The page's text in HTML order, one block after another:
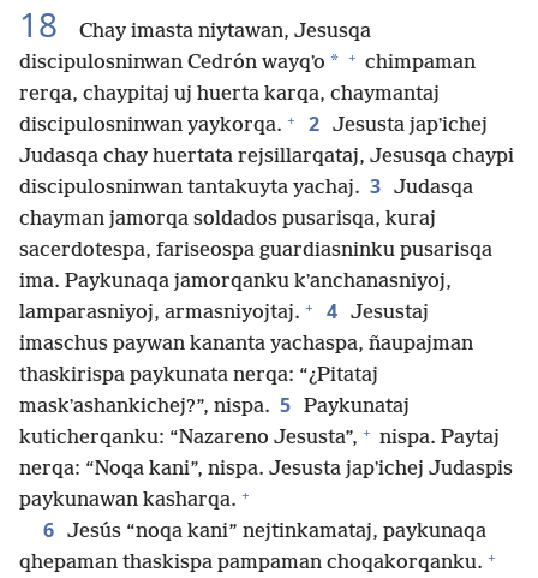
18
Chay imasta niytawan, Jesusqa
discipulosninwan Cedrón wayqʼo * + chimpaman
rerqa, chaypitaj uj huerta karqa, chaymantaj
discipulosninwan yaykorqa. + 2 Jesusta japʼichej
Judasqa chay huertata rejsillarqataj, Jesusqa chaypi
discipulosninwan tantakuyta yachaj. 3 Judasqa
chayman jamorqa soldados pusarisqa, kuraj
sacerdotespa, fariseospa guardiasninku pusarisqa
ima. Paykunaqa jamorqanku kʼanchanasniyoj,
lamparasniyoj, armasniyojtaj. + 4 Jesustaj
imaschus paywan kananta yachaspa, ñaupajman
thaskirispa paykunata nerqa: “¿Pitataj
maskʼashankichej?”, nispa. 5 Paykunataj
kuticherqanku: “Nazareno Jesusta”, + nispa. Paytaj
nerqa: “Noqa kani”, nispa. Jesusta japʼichej Judaspis
paykunawan kasharqa. +
6 Jesús “noqa kani” nejtinkamataj, paykunaqa
qhepaman thaskispa pampaman choqakorqanku. +